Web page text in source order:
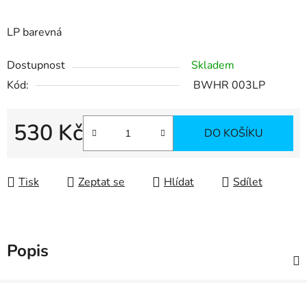
LP barevná
Dostupnost
Skladem
Kód:
BWHR 003LP
530 Kč DO KOŠÍKU
Tisk Zeptat se Hlídat Sdílet
Popis